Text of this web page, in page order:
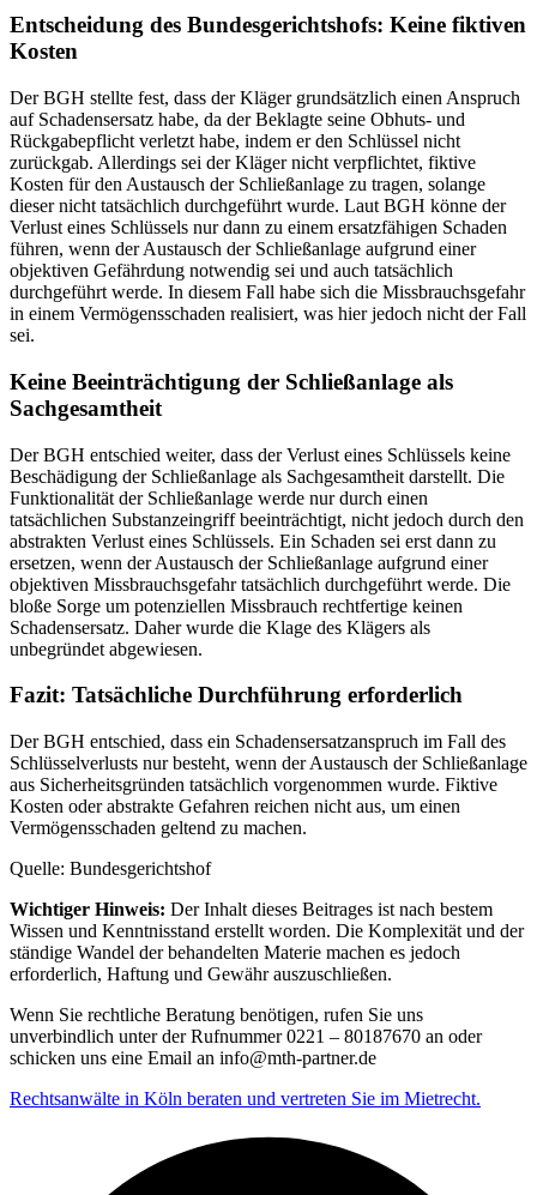
Entscheidung des Bundesgerichtshofs: Keine fiktiven
Kosten
Der BGH stellte fest, dass der Kläger grundsätzlich einen Anspruch
auf Schadensersatz habe, da der Beklagte seine Obhuts- und
Rückgabepflicht verletzt habe, indem er den Schlüssel nicht
zurückgab. Allerdings sei der Kläger nicht verpflichtet, fiktive
Kosten für den Austausch der Schließanlage zu tragen, solange
dieser nicht tatsächlich durchgeführt wurde. Laut BGH könne der
Verlust eines Schlüssels nur dann zu einem ersatzfähigen Schaden
führen, wenn der Austausch der Schließanlage aufgrund einer
objektiven Gefährdung notwendig sei und auch tatsächlich
durchgeführt werde. In diesem Fall habe sich die Missbrauchsgefahr
in einem Vermögensschaden realisiert, was hier jedoch nicht der Fall
sei.
Keine Beeinträchtigung der Schließanlage als
Sachgesamtheit
Der BGH entschied weiter, dass der Verlust eines Schlüssels keine
Beschädigung der Schließanlage als Sachgesamtheit darstellt. Die
Funktionalität der Schließanlage werde nur durch einen
tatsächlichen Substanzeingriff beeinträchtigt, nicht jedoch durch den
abstrakten Verlust eines Schlüssels. Ein Schaden sei erst dann zu
ersetzen, wenn der Austausch der Schließanlage aufgrund einer
objektiven Missbrauchsgefahr tatsächlich durchgeführt werde. Die
bloße Sorge um potenziellen Missbrauch rechtfertige keinen
Schadensersatz. Daher wurde die Klage des Klägers als
unbegründet abgewiesen.
Fazit: Tatsächliche Durchführung erforderlich
Der BGH entschied, dass ein Schadensersatzanspruch im Fall des
Schlüsselverlusts nur besteht, wenn der Austausch der Schließanlage
aus Sicherheitsgründen tatsächlich vorgenommen wurde. Fiktive
Kosten oder abstrakte Gefahren reichen nicht aus, um einen
Vermögensschaden geltend zu machen.
Quelle: Bundesgerichtshof
Wichtiger Hinweis: Der Inhalt dieses Beitrages ist nach bestem
Wissen und Kenntnisstand erstellt worden. Die Komplexität und der
ständige Wandel der behandelten Materie machen es jedoch
erforderlich, Haftung und Gewähr auszuschließen.
Wenn Sie rechtliche Beratung benötigen, rufen Sie uns
unverbindlich unter der Rufnummer 0221 – 80187670 an oder
schicken uns eine Email an info@mth-partner.de
Rechtsanwälte in Köln beraten und vertreten Sie im Mietrecht.